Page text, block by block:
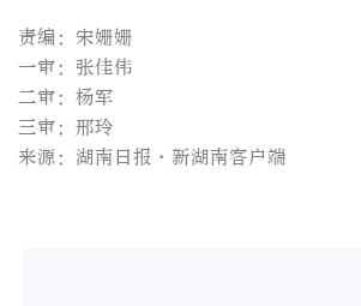
责编：宋姗姗
一审：张佳伟
二审：杨军
三审：邢玲
来源：湖南日报·新湖南客户端